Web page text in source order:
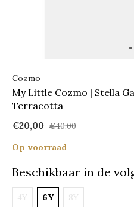
Cozmo
My Little Cozmo | Stella
Terracotta
€20,00 €40,00
Op voorraad
Beschikbaar in de
4Y 6Y 8Y